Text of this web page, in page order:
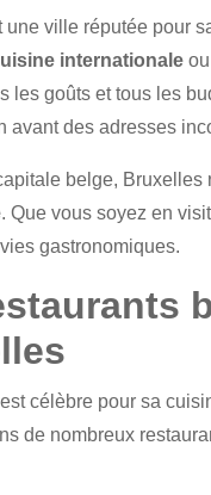
une ville réputée pour
internationale
les goûts et tous les
avant des adresses
belge,
. Que vous soyez en
gastronomiques.
célèbre pour sa
de nombreux